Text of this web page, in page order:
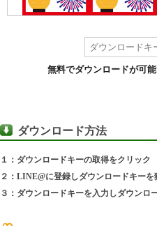
無料でダウンロードが可能
ダウンロード方法
１：ダウンロードキーの取得をクリック
２：LINE@に登録しダウンロードキーを
３：ダウンロードキーを入力しダウンロ